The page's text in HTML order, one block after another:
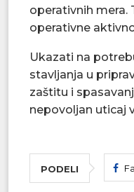
operativnih
operativne
Ukazati na
stavljanja u
zaštitu i
nepovoljan uticaj
PODELI